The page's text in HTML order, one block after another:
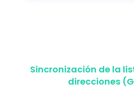
Sincronización de la
direcciones